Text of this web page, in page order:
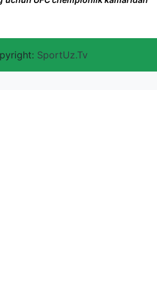
SportUz.Tv